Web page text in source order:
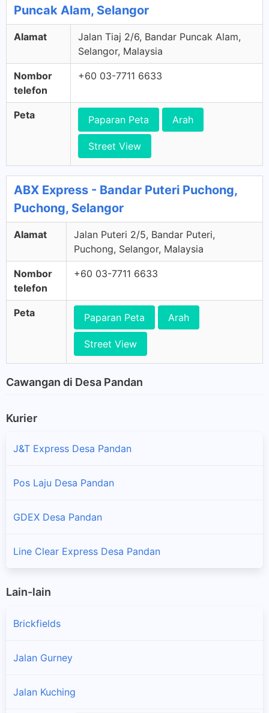
Puncak Alam, Selangor
Alamat
Jalan Tiaj 2/6, Bandar Puncak Alam,
Selangor, Malaysia
Nombor
telefon
+60 03-7711 6633
Peta Paparan Peta Arah
Street View
ABX Express - Bandar Puteri Puchong,
Puchong, Selangor
Alamat
Jalan Puteri 2/5, Bandar Puteri,
Puchong, Selangor, Malaysia
Nombor
telefon
+60 03-7711 6633
Peta Paparan Peta Arah
Street View
Cawangan di Desa Pandan
Kurier
J&T Express Desa Pandan
Pos Laju Desa Pandan
GDEX Desa Pandan
Line Clear Express Desa Pandan
Lain-lain
Brickfields
Jalan Gurney
Jalan Kuching